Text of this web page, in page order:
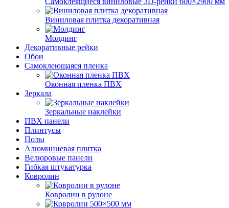
Виниловая плитка декоративная
Молдинг
Декоративные рейки
Обои
Самоклеющаяся пленка
Оконная пленка ПВХ
Зеркала
Зеркальные наклейки
ПВХ панели
Плинтусы
Полы
Алюминиевая плитка
Велюровые панели
Гибкая штукатурка
Ковролин
Ковролин в рулоне